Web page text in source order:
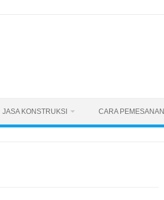
JASA KONSTRUKSI CARA PEMESANAN